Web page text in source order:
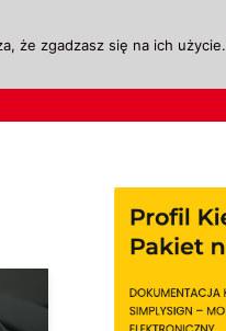
że zgadzasz się na ich użycie.